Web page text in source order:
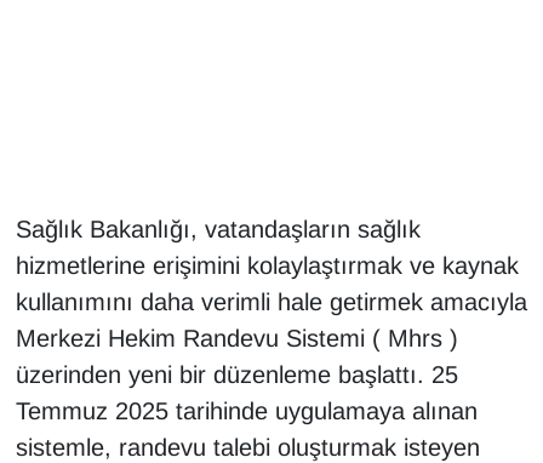
Sağlık Bakanlığı, vatandaşların sağlık
hizmetlerine erişimini kolaylaştırmak ve kaynak
kullanımını daha verimli hale getirmek amacıyla
Merkezi Hekim Randevu Sistemi ( Mhrs )
üzerinden yeni bir düzenleme başlattı. 25
Temmuz 2025 tarihinde uygulamaya alınan
sistemle, randevu talebi oluşturmak isteyen
Kamu Alımları
Kim Kimdir?
Kültür & Sanat
KURDÎ